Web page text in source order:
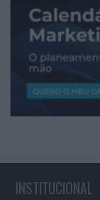
INSTITUCIONAL